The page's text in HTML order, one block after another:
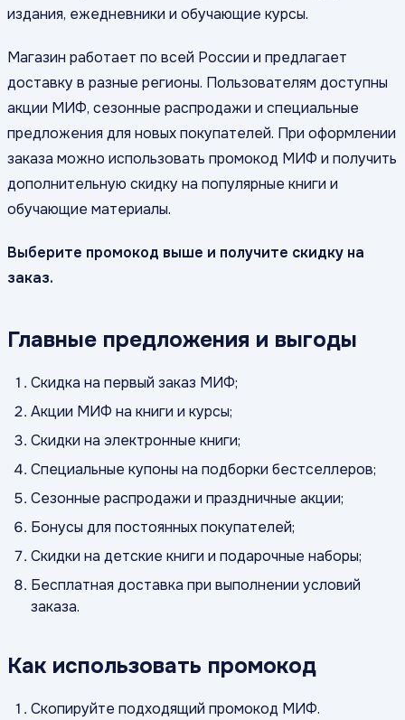
издания, ежедневники и обучающие курсы.
Магазин работает по всей России и предлагает
доставку в разные регионы. Пользователям доступны
акции МИФ, сезонные распродажи и специальные
предложения для новых покупателей. При оформлении
заказа можно использовать промокод МИФ и получить
дополнительную скидку на популярные книги и
обучающие материалы.
Выберите промокод выше и получите скидку на
заказ.
Главные предложения и выгоды
Скидка на первый заказ МИФ;
Акции МИФ на книги и курсы;
Скидки на электронные книги;
Специальные купоны на подборки бестселлеров;
Сезонные распродажи и праздничные акции;
Бонусы для постоянных покупателей;
Скидки на детские книги и подарочные наборы;
Бесплатная доставка при выполнении условий
заказа.
Как использовать промокод
Скопируйте подходящий промокод МИФ.